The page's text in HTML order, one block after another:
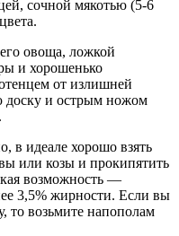
сочной мякотью (5-6
овоща, ложкой
и хорошенько
от излишней
доску и острым ножом
в идеале хорошо взять
или козы и прокипятить
возможность —
3,5% жирности. Если вы
то возьмите напополам